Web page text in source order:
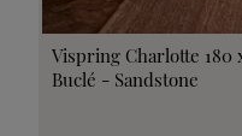
Vispring Charlotte 180
Buclé - Sandstone